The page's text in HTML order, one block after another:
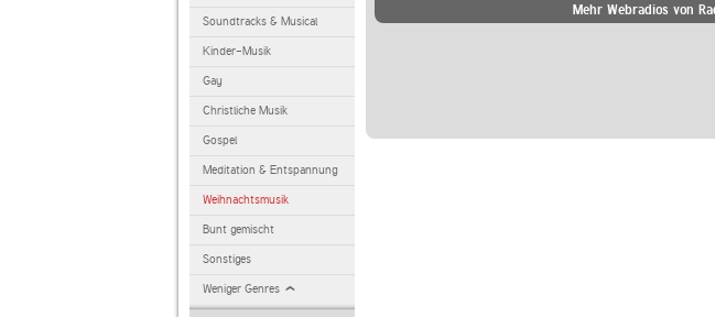
Soundtracks & Musical
Kinder-Musik
Gay
Christliche Musik
Gospel
Meditation & Entspannung
Weihnachtsmusik
Bunt gemischt
Sonstiges
Weniger Genres
Mehr Webradios von